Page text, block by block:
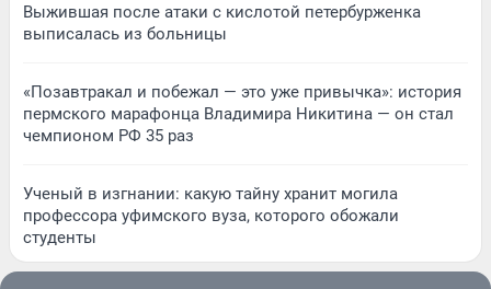
Выжившая после атаки с кислотой петербурженка
выписалась из больницы
«Позавтракал и побежал — это уже привычка»: история
пермского марафонца Владимира Никитина — он стал
чемпионом РФ 35 раз
Ученый в изгнании: какую тайну хранит могила
профессора уфимского вуза, которого обожали
студенты